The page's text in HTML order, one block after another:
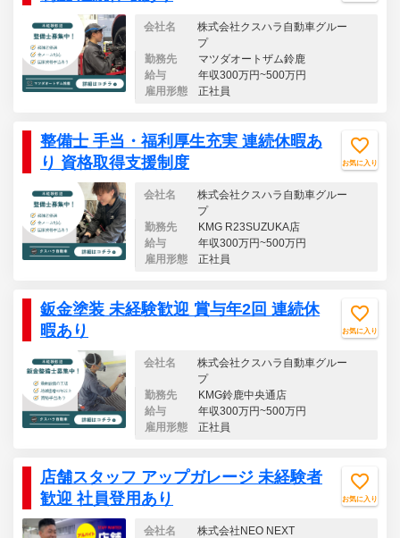
会社名
株式会社クスハラ自動車グルー
プ
勤務先
マツダオートザム鈴鹿
給与
年収300万円~500万円
雇用形態
正社員
整備士 手当・福利厚生充実 連続休暇あ
り 資格取得支援制度
お気に入り
会社名
株式会社クスハラ自動車グルー
プ
勤務先
KMG R23SUZUKA店
給与
年収300万円~500万円
雇用形態
正社員
鈑金塗装 未経験歓迎 賞与年2回 連続休
暇あり
お気に入り
会社名
株式会社クスハラ自動車グルー
プ
勤務先
KMG鈴鹿中央通店
給与
年収300万円~500万円
雇用形態
正社員
店舗スタッフ アップガレージ 未経験者
歓迎 社員登用あり
お気に入り
会社名
株式会社NEO NEXT